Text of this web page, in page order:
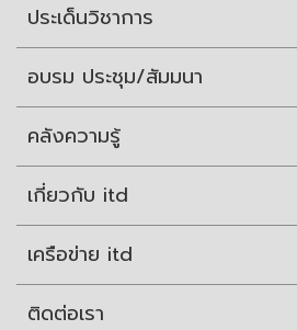
ประเด็นวิชาการ
อบรม ประชุม/สัมมนา
คลังความรู้
เกี่ยวกับ itd
เครือข่าย itd
ติดต่อเรา